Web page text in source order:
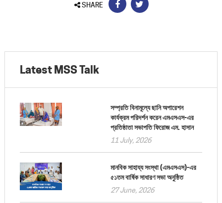
SHARE
Latest MSS Talk
সম্প্রতি বিনামূল্যে ছানি অপারেশন
কার্যক্রম পরিদর্শন করেন এমএসএস-এর
প্রতিষ্ঠাতা সভাপতি ফিরোজ এম. হাসান
11 July, 2026
মানবিক সাহায্য সংস্থা (এমএসএস)-এর
৫১তম বার্ষিক সাধারণ সভা অনুষ্ঠিত
27 June, 2026